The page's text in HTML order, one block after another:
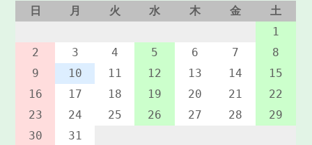
日
月 火 水 木 金
土
1
2
3 4 5 6 7
8
9
10 11 12 13 14
15
16
17 18 19 20 21
22
23
24 25 26 27 28
29
30
31